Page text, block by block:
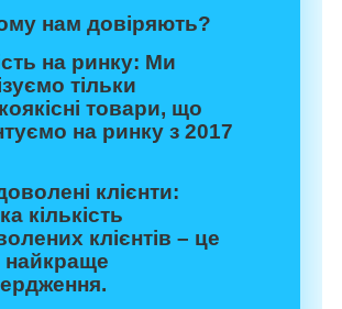
нам довіряють?
на ринку: Ми
тільки
товари, що
на ринку з 2017
клієнти:
кількість
клієнтів – це
найкраще